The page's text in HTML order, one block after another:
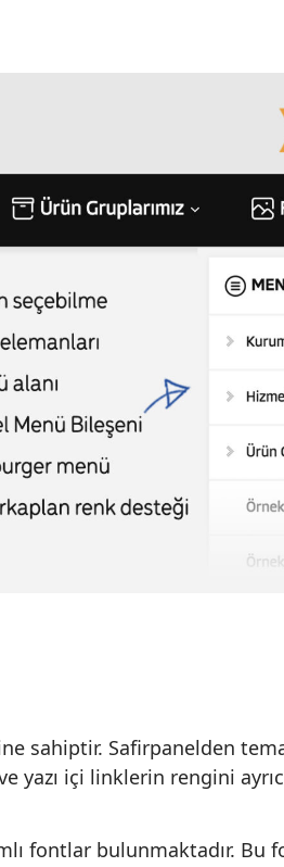
sahiptir. Safirpanelden
yazı içi linklerin rengini
fontlar bulunmaktadır. Bu